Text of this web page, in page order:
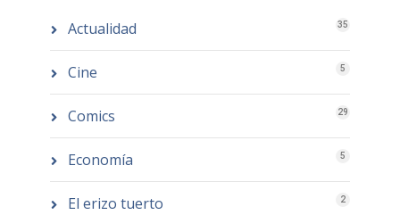
Actualidad 35
Cine 5
Comics 29
Economía 5
El erizo tuerto 2